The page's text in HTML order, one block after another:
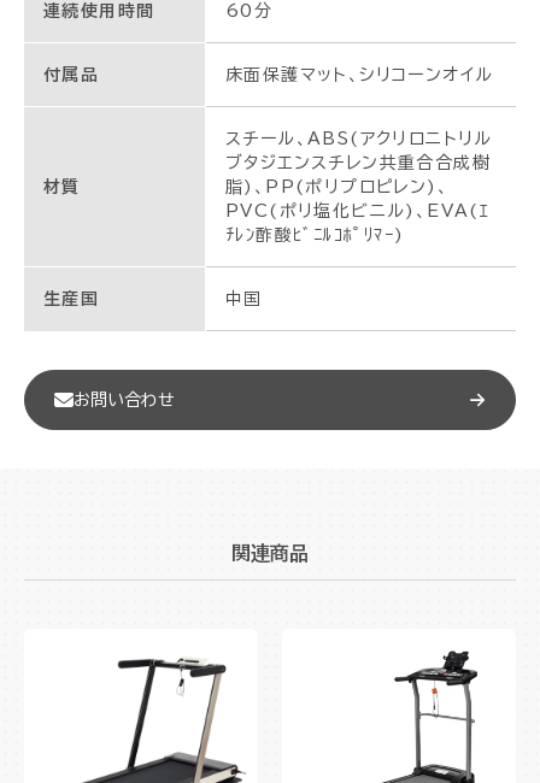
連続使用時間 60分
付属品 床面保護マット、シリコーンオイル
材質
スチール、ABS(アクリロニトリル
ブタジエンスチレン共重合合成樹
脂)、PP(ポリプロピレン)、
PVC(ポリ塩化ビニル)、EVA(ｴ
ﾁﾚﾝ酢酸ﾋﾞﾆﾙｺﾎﾟﾘﾏｰ)
生産国 中国
お問い合わせ
関連商品